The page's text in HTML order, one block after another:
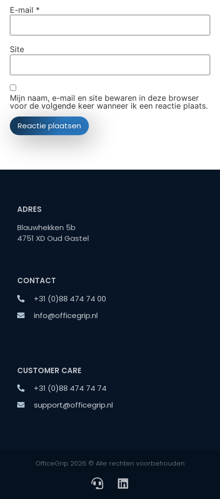
E-mail *
Site
Mijn naam, e-mail en site bewaren in deze browser
voor de volgende keer wanneer ik een reactie plaats.
ADRES
Blauwhekken 5b
4751 XD Oud Gastel
CONTACT
+31 (0)88 474 74 00
info@officegrip.nl
CUSTOMER CARE
+31 (0)88 474 74 74
support@officegrip.nl
OfficeGrip 2026 © Alle rechten voorbehouden